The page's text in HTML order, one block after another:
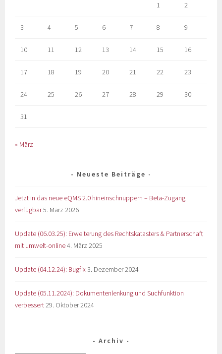
1 2
3 4 5 6 7 8 9
10 11 12 13 14 15 16
17 18 19 20 21 22 23
24 25 26 27 28 29 30
31
« März
Neueste Beiträge
Jetzt in das neue eQMS 2.0 hineinschnuppern – Beta-Zugang
verfügbar5. März 2026
Update (06.03.25): Erweiterung des Rechtskatasters & Partnerschaft
mit umwelt-online4. März 2025
Update (04.12.24): Bugfix3. Dezember 2024
Update (05.11.2024): Dokumentenlenkung und Suchfunktion
verbessert29. Oktober 2024
Archiv